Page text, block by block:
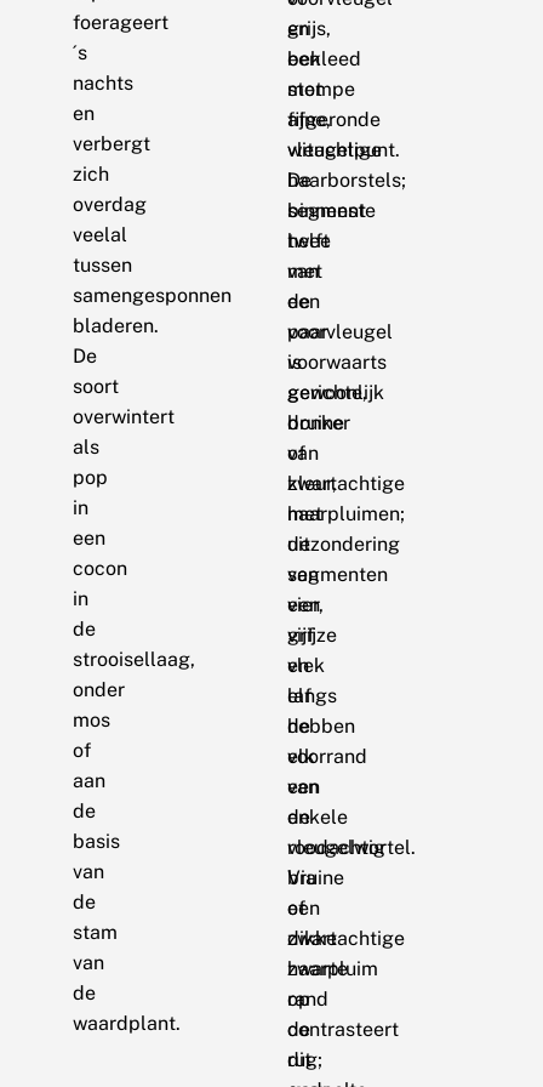
foerageert
´s
nachts
en
verbergt
zich
overdag
veelal
tussen
samengesponnen
bladeren.
De
soort
overwintert
als
pop
in
een
cocon
in
de
strooisellaag,
onder
mos
of
aan
de
basis
van
de
stam
van
de
waardplant.
en
een
stompe
afgeronde
vleugelpunt.
De
binnenste
helft
van
de
voorvleugel
is
gewoonlijk
donker
van
kleur,
met
uitzondering
van
een
grijze
vlek
langs
de
voorrand
van
de
vleugelwortel.
Via
een
dikke
zwarte
rand
contrasteert
dit
grijs,
bekleed
met
fijne,
witachtige
haarborstels;
segment
twee
met
een
paar
voorwaarts
gerichte,
bruine
of
zwartachtige
haarpluimen;
de
segmenten
vier,
vijf
en
elf
hebben
elk
een
enkele
roodachtig
bruine
of
zwartachtige
haarpluim
op
de
rug;